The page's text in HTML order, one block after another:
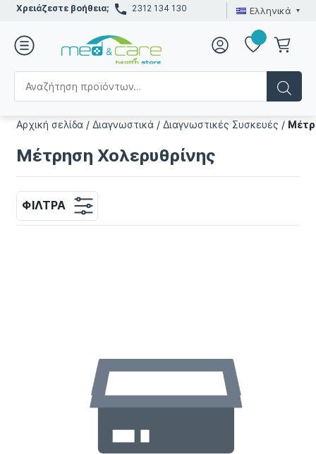
Χρειάζεστε βοήθεια; 2312 134 130 Ελληνικά
Αρχική σελίδα /Διαγνωστικά /Διαγνωστικές Συσκευές /
Μέτρηση Χολερυθρίνης
ΦΊΛΤΡΑ